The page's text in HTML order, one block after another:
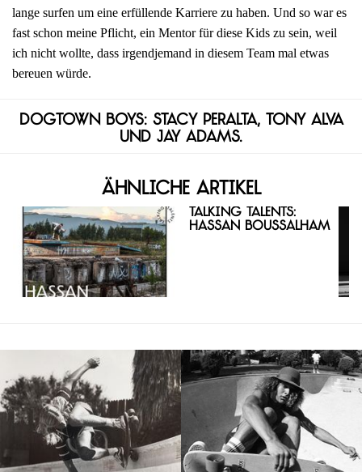
lange surfen um eine erfüllende Karriere zu haben. Und so war es
fast schon meine Pflicht, ein Mentor für diese Kids zu sein, weil
ich nicht wollte, dass irgendjemand in diesem Team mal etwas
bereuen würde.
Dogtown Boys: Stacy Peralta, Tony Alva
und Jay Adams.
Ähnliche Artikel
Talking Talents:
Hassan Boussalham